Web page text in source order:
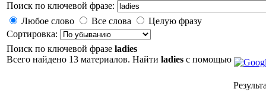
Поиск по ключевой фразе:
Любое слово
Все слова
Целую фразу
Сортировка:
Поиск по ключевой фразе ladies
Всего найдено 13 материалов. Найти ladies с помощью